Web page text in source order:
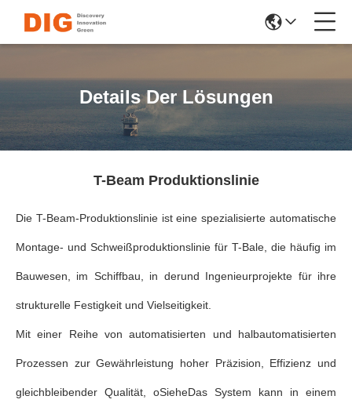
Details Der Lösungen
T-Beam Produktionslinie
Die T-Beam-Produktionslinie ist eine spezialisierte automatische
Montage- und Schweißproduktionslinie für T-Bale, die häufig im
Bauwesen, im Schiffbau, in derund Ingenieurprojekte für ihre
strukturelle Festigkeit und Vielseitigkeit.
Mit einer Reihe von automatisierten und halbautomatisierten
Prozessen zur Gewährleistung hoher Präzision, Effizienz und
gleichbleibender Qualität , oSieheDas System kann in einem